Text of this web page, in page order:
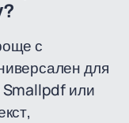
с
для
или